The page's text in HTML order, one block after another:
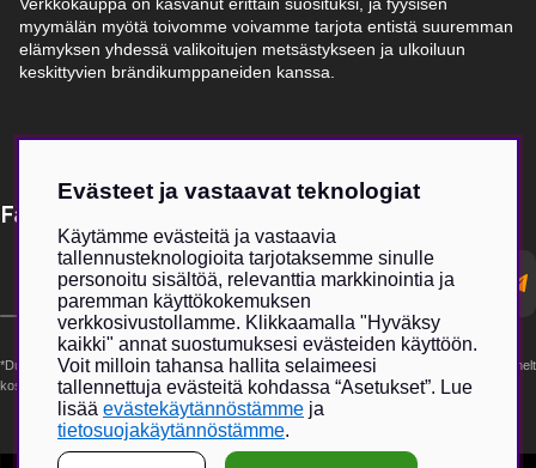
Verkkokauppa on kasvanut erittäin suosituksi, ja fyysisen
myymälän myötä toivomme voivamme tarjota entistä suuremman
elämyksen yhdessä valikoitujen metsästykseen ja ulkoiluun
keskittyvien brändikumppaneiden kanssa.
Få Magasin Vildmarken direkt till din e-post!*
postadress
*Du kan även få erbjudanden och nyheter från samarbetspartners. Din prenumeration är helt
kostnadsfri och kan avslutas när som helst.
Evästeet ja vastaavat teknologiat
Käytämme evästeitä ja vastaavia
tallennusteknologioita tarjotaksemme sinulle
personoitu sisältöä, relevanttia markkinointia ja
paremman käyttökokemuksen
verkkosivustollamme. Klikkaamalla "Hyväksy
kaikki" annat suostumuksesi evästeiden käyttöön.
Voit milloin tahansa hallita selaimeesi
tallennettuja evästeitä kohdassa “Asetukset”. Lue
lisää evästekäytännöstämme ja
tietosuojakäytännöstämme.